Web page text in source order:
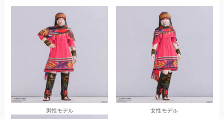
男性モデル 女性モデル